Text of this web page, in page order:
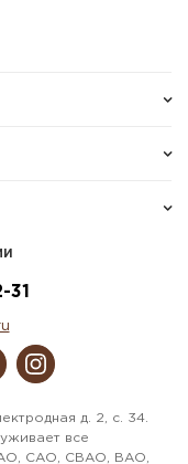
31
д. 2, с. 34.
все
САО, СВАО, ВАО,